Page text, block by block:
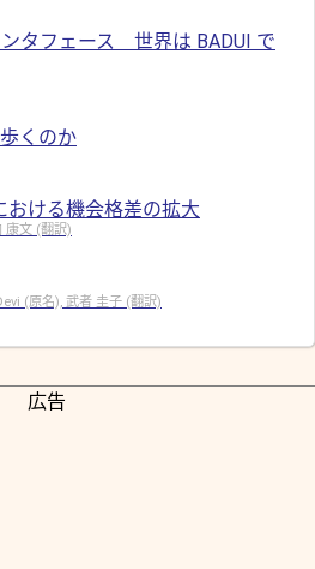
タフェース 世界は BADUI で
くのか
おける機会格差の拡大
康文 (翻訳)
(原名), 武者 圭子 (翻訳)
広告